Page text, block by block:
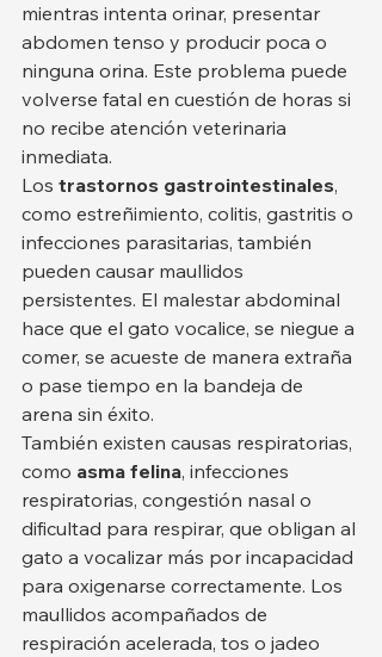
mientras intenta orinar, presentar
abdomen tenso y producir poca o
ninguna orina. Este problema puede
volverse fatal en cuestión de horas si
no recibe atención veterinaria
inmediata.
Los trastornos gastrointestinales,
como estreñimiento, colitis, gastritis o
infecciones parasitarias, también
pueden causar maullidos
persistentes. El malestar abdominal
hace que el gato vocalice, se niegue a
comer, se acueste de manera extraña
o pase tiempo en la bandeja de
arena sin éxito.
También existen causas respiratorias,
como asma felina, infecciones
respiratorias, congestión nasal o
dificultad para respirar, que obligan al
gato a vocalizar más por incapacidad
para oxigenarse correctamente. Los
maullidos acompañados de
respiración acelerada, tos o jadeo